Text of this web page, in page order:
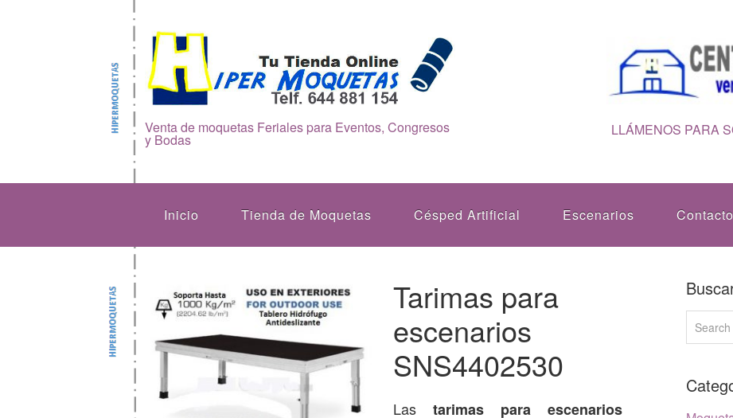
Venta de moquetas Feriales para Eventos, Congresos
y Bodas
LLÁMENOS PARA
Inicio Tienda de Moquetas Césped Artificial Escenarios Contacto
Tarimas para
escenarios
SNS4402530
Las tarimas para escenarios